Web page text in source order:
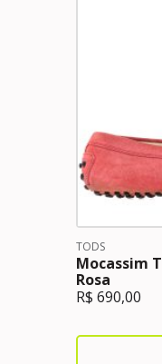
TODS
Mocassim
Rosa
R$ 690,00